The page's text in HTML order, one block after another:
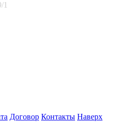
1
Договор Контакты Наверх